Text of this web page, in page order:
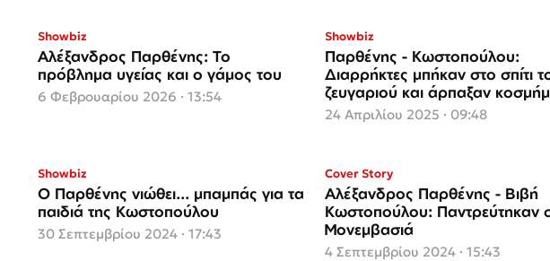
Showbiz
Αλέξανδρος Παρθένης: Το
πρόβλημα υγείας και ο γάμος του
6 Φεβρουαρίου 2026 · 13:54
Showbiz
Παρθένης - Κωστοπούλου:
Διαρρήκτες μπήκαν στο σπίτι
ζευγαριού και άρπαξαν
και 10.000 € σε μετρητά
24 Απριλίου 2025 · 09:48
Showbiz
O Παρθένης νιώθει... μπαμπάς για τα
παιδιά της Κωστοπούλου
30 Σεπτεμβρίου 2024 · 17:43
Cover Story
Αλέξανδρος Παρθένης - Βιβή
Κωστοπούλου: Παντρεύτηκαν
Μονεμβασιά
4 Σεπτεμβρίου 2024 · 15:43